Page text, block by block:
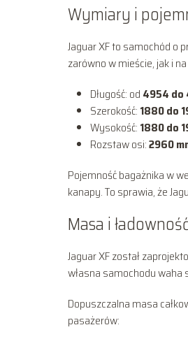
Wymiary i
Jaguar XF to samochód o
zarówno w mieście, jak i
Długość: od 4954 do
Szerokość: 1880 do
Wysokość: 1880 do
Rozstaw osi:2960
Pojemność bagażnika w
kanapy. To sprawia, że
Masa i ładowność
Jaguar XF został
własna samochodu waha
Dopuszczalna masa
pasażerów: